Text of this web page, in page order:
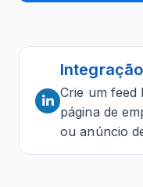
Crie um feed
página de
ou anúncio